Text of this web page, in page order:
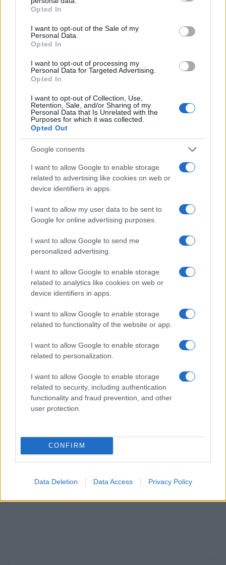
grant or deny consent to Google and its third-party tags to
use your data for below specified purposes in below Google
consent section.
Opted In
I want to opt-out of the Sale of my
Personal Data.
Opted In
I want to opt-out of processing my
Personal Data for Targeted Advertising.
Opted In
I want to opt-out of Collection, Use,
Retention, Sale, and/or Sharing of my
Personal Data that Is Unrelated with the
Purposes for which it was collected.
Opted Out
Google consents
I want to allow Google to enable storage
related to advertising like cookies on web or
device identifiers in apps.
I want to allow my user data to be sent to
Google for online advertising purposes.
I want to allow Google to send me
personalized advertising.
I want to allow Google to enable storage
related to analytics like cookies on web or
device identifiers in apps.
I want to allow Google to enable storage
related to functionality of the website or app.
I want to allow Google to enable storage
related to personalization.
I want to allow Google to enable storage
related to security, including authentication
functionality and fraud prevention, and other
user protection.
CONFIRM
Data Deletion Data Access Privacy Policy
di utilizzarlo sia in forno che in freezer, rendendolo
realizzate in questo stampo non solo risultano
gustose, ma si presentano anche in modo
accattivante, pronte a sorprendere gli ospiti.
Perché scegliere stampi in silicone?
stampini in siliconepresentano numerosi
vantaggi rispetto ad altre tipologie di stampi. La
loro flessibilità facilita l’estrazione dei dolci,
riducendo il rischio di rottura. Inoltre, il silicone
resiste a temperature comprese tra -60°C e
+230°C, rendendolo adatto a ogni tipo di
pasticceria, ma anche per la creazione di saponi e
forme artigianali.
Investire in stampi in silicone di alta qualità
strumenti affidabili e versatili in cucina. Questi
strumenti si prestano a numerose applicazioni,
speciali alla realizzazione di dessert semplici da
esprimere creatività e realizzare idee dolci con
grande facilità.